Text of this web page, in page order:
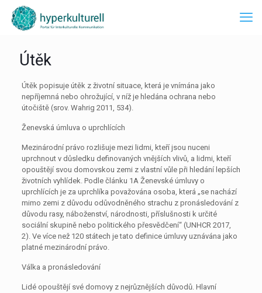
Útěk
Útěk popisuje útěk z životní situace, která je vnímána jako
nepříjemná nebo ohrožující, v níž je hledána ochrana nebo
útočiště (srov. Wahrig 2011, 534).
Ženevská úmluva o uprchlících
Mezinárodní právo rozlišuje mezi lidmi, kteří jsou nuceni
uprchnout v důsledku definovaných vnějších vlivů, a lidmi, kteří
opouštějí svou domovskou zemi z vlastní vůle při hledání lepších
životních vyhlídek. Podle článku 1A Ženevské úmluvy o
uprchlících je za uprchlíka považována osoba, která „se nachází
mimo zemi z důvodu odůvodněného strachu z pronásledování z
důvodu rasy, náboženství, národnosti, příslušnosti k určité
sociální skupině nebo politického přesvědčení“ (UNHCR 2017,
2). Ve více než 120 státech je tato definice úmluvy uznávána jako
platné mezinárodní právo.
Válka a pronásledování
Lidé opouštějí své domovy z nejrůznějších důvodů. Hlavní